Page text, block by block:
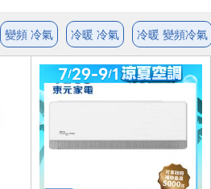
變頻 冷氣 冷暖 冷氣 冷暖 變頻冷氣